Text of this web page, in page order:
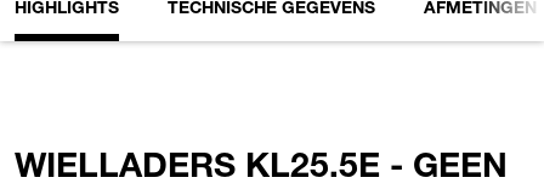
HIGHLIGHTS TECHNISCHE GEGEVENS AFMETINGEN
WIELLADERS KL25.5E - GEEN